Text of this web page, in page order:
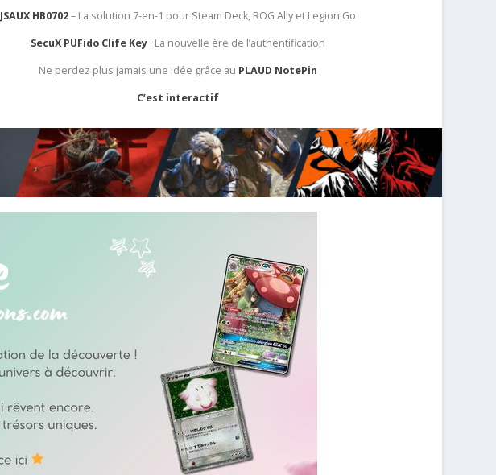
JSAUX HB0702– La solution 7-en-1 pour Steam Deck, ROG Ally et Legion Go
SecuX PUFido Clife Key : La nouvelle ère de l’authentification
Ne perdez plus jamais une idée grâce au PLAUD NotePin
C’est interactif